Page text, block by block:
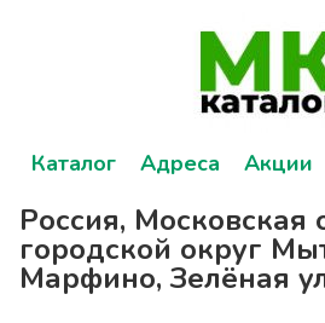
Каталог Адреса Акции
Россия, Московская
городской округ
Марфино, Зелёная